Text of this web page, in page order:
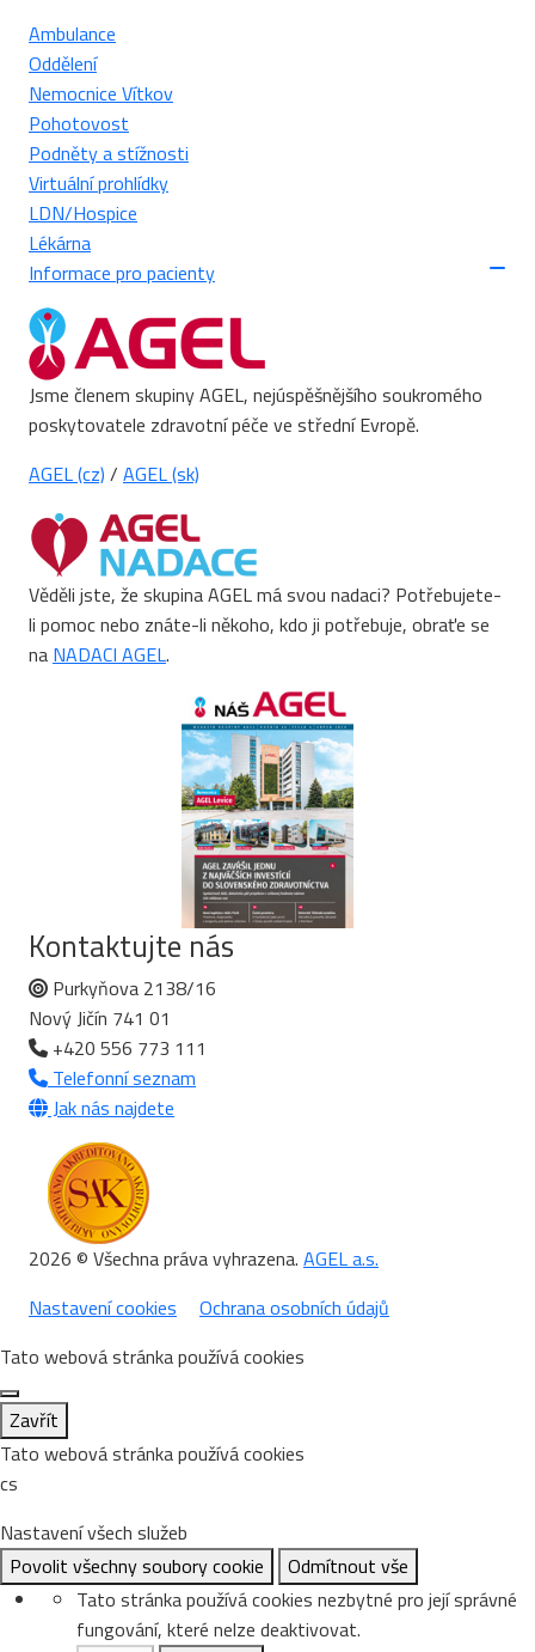
Ambulance
Oddělení
Nemocnice Vítkov
Pohotovost
Podněty a stížnosti
Virtuální prohlídky
LDN/Hospice
Lékárna
Informace pro pacienty
Jsme členem skupiny AGEL, nejúspěšnějšího soukromého
poskytovatele zdravotní péče ve střední Evropě.
AGEL (cz) / AGEL (sk)
Věděli jste, že skupina AGEL má svou nadaci? Potřebujete-
li pomoc nebo znáte-li někoho, kdo ji potřebuje, obraťe se
na NADACI AGEL.
Kontaktujte nás
Purkyňova 2138/16
Nový Jičín 741 01
+420 556 773 111
Telefonní seznam
Jak nás najdete
2026 © Všechna práva vyhrazena. AGEL a.s.
Nastavení cookies
Ochrana osobních údajů
Tato webová stránka používá cookies
Zavřít
Tato webová stránka používá cookies
cs
Nastavení všech služeb
Povolit všechny soubory cookie
Odmítnout vše
Tato stránka používá cookies nezbytné pro její správné
fungování, které nelze deaktivovat.